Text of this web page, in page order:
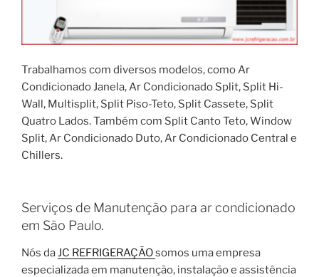
Trabalhamos com diversos modelos, como Ar
Condicionado Janela, Ar Condicionado Split, Split Hi-
Wall, Multisplit, Split Piso-Teto, Split Cassete, Split
Quatro Lados. Também com Split Canto Teto, Window
Split, Ar Condicionado Duto, Ar Condicionado Central e
Chillers.
Serviços de Manutenção para ar condicionado
em São Paulo.
Nós daJC REFRIGERAÇÃOsomos uma empresa
especializada em manutenção, instalação e assistência